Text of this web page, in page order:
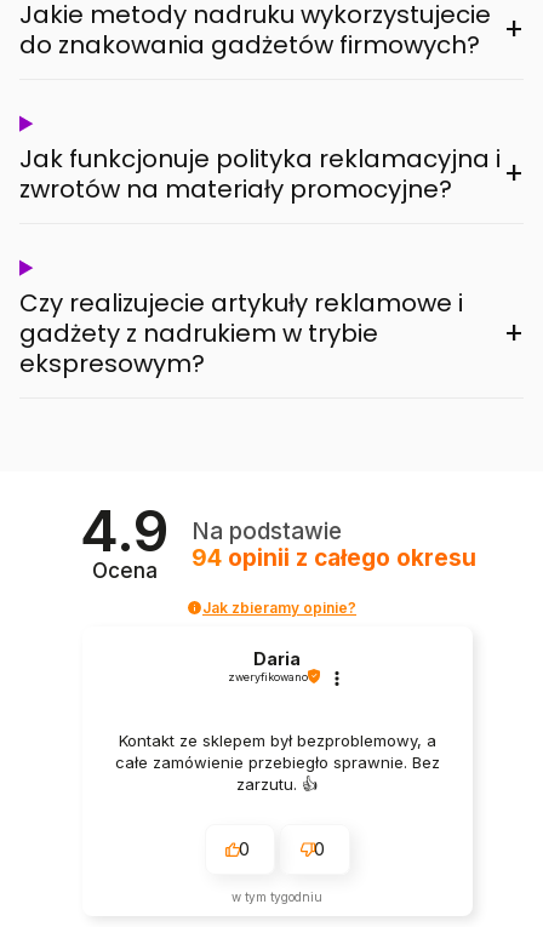
Jakie metody nadruku wykorzystujecie
do znakowania gadżetów firmowych?
+
Jak funkcjonuje polityka reklamacyjna i
zwrotów na materiały promocyjne?
+
Czy realizujecie artykuły reklamowe i
gadżety z nadrukiem w trybie
ekspresowym?
+
4.9
Ocena
Na podstawie
94 opinii z całego okresu
Jak zbieramy opinie?
Daria
zweryfikowano
Kontakt ze sklepem był bezproblemowy, a
całe zamówienie przebiegło sprawnie. Bez
zarzutu. 👍️
0 0
w tym tygodniu